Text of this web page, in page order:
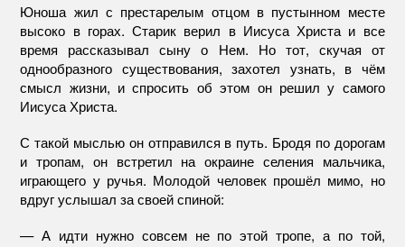
Юноша жил с престарелым отцом в пустынном месте
высоко в горах. Старик верил в Иисуса Христа и все
время рассказывал сыну о Нем. Но тот, скучая от
однообразного существования, захотел узнать, в чём
смысл жизни, и спросить об этом он решил у самого
Иисуса Христа.
С такой мыслью он отправился в путь. Бродя по дорогам
и тропам, он встретил на окраине селения мальчика,
играющего у ручья. Молодой человек прошёл мимо, но
вдруг услышал за своей спиной:
— А идти нужно совсем не по этой тропе, а по той,